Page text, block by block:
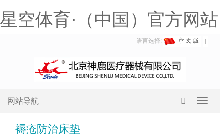
星空体育·（中国）官方网站
语言选择:
网站导航
褥疮防治床垫